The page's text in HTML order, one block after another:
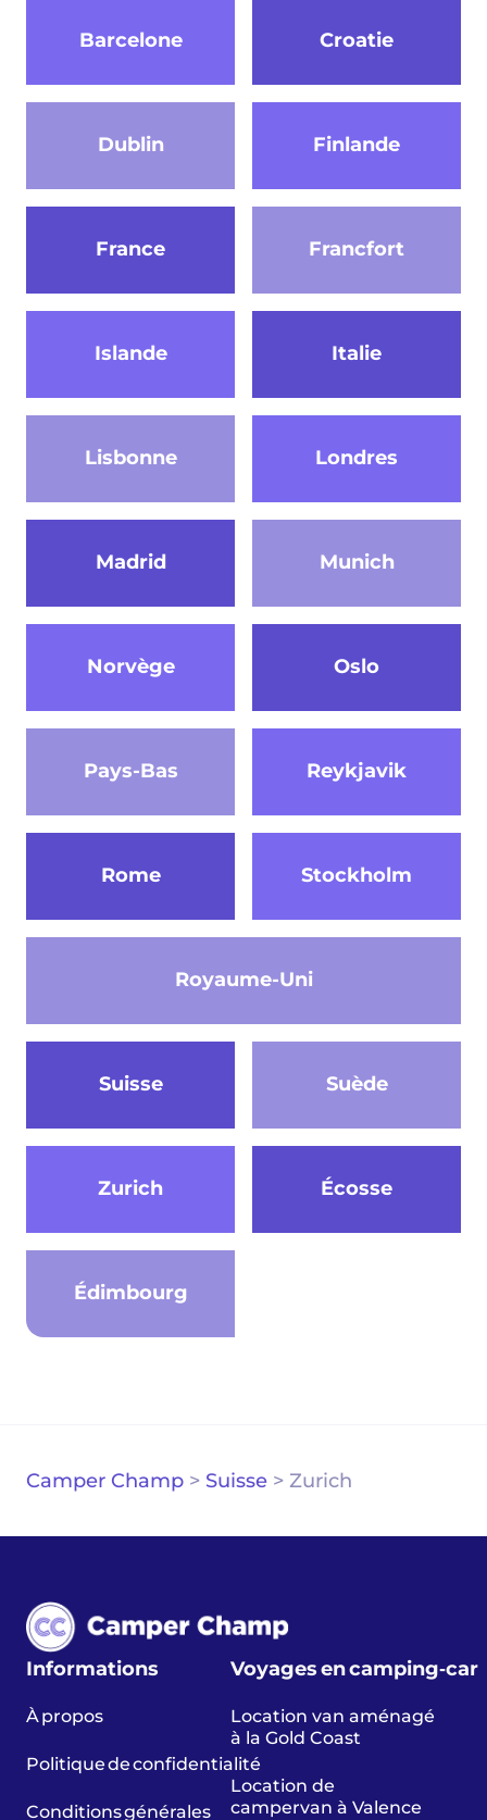
Barcelone Croatie
Dublin Finlande
France Francfort
Islande Italie
Lisbonne Londres
Madrid Munich
Norvège Oslo
Pays-Bas Reykjavik
Rome
Royaume-Uni
Stockholm
Suisse Suède
Zurich Écosse
Édimbourg
Camper Champ > Suisse > Zurich
Informations
À propos
Politique de confidentialité
Conditions générales
Voyages en camping‑car
Location van aménagé
à la Gold Coast
Location de
campervan à Valence